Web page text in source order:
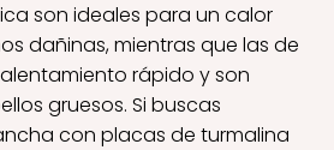
son ideales para un calor
dañinas, mientras que las de
rápido y son
gruesos. Si buscas
con placas de turmalina